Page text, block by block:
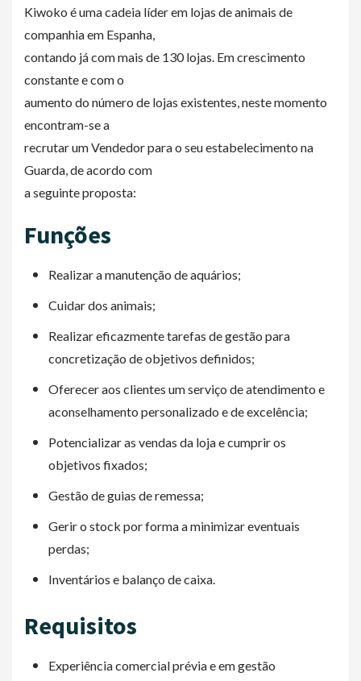
Kiwoko é uma cadeia líder em lojas de animais de
companhia em Espanha,
contando já com mais de 130 lojas. Em crescimento
constante e com o
aumento do número de lojas existentes, neste momento
encontram-se a
recrutar um Vendedor para o seu estabelecimento na
Guarda, de acordo com
a seguinte proposta:
Funções
Realizar a manutenção de aquários;
Cuidar dos animais;
Realizar eficazmente tarefas de gestão para
concretização de objetivos definidos;
Oferecer aos clientes um serviço de atendimento e
aconselhamento personalizado e de excelência;
Potencializar as vendas da loja e cumprir os
objetivos fixados;
Gestão de guias de remessa;
Gerir o stock por forma a minimizar eventuais
perdas;
Inventários e balanço de caixa.
Requisitos
Experiência comercial prévia e em gestão